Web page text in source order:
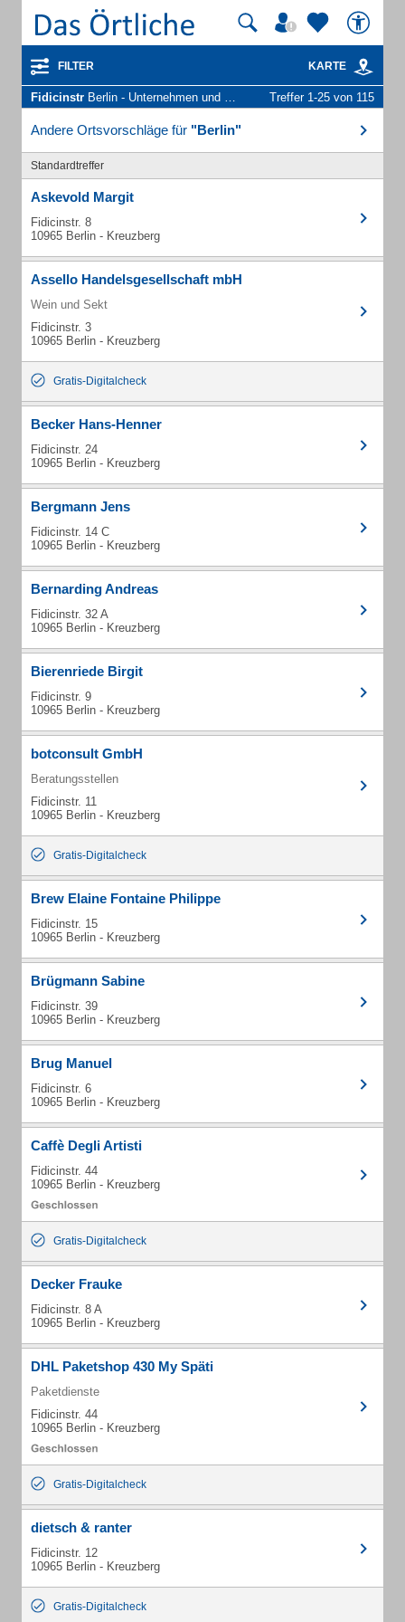
FILTER KARTE
Fidicinstr Berlin - Unternehmen und Personen Treffer 1-25 von 115
Andere Ortsvorschläge für "Berlin"
Standardtreffer
Askevold Margit
Fidicinstr. 8
10965 Berlin - Kreuzberg
Assello Handelsgesellschaft mbH
Wein und Sekt
Fidicinstr. 3
10965 Berlin - Kreuzberg
Gratis-Digitalcheck
Becker Hans-Henner
Fidicinstr. 24
10965 Berlin - Kreuzberg
Bergmann Jens
Fidicinstr. 14 C
10965 Berlin - Kreuzberg
Bernarding Andreas
Fidicinstr. 32 A
10965 Berlin - Kreuzberg
Bierenriede Birgit
Fidicinstr. 9
10965 Berlin - Kreuzberg
botconsult GmbH
Beratungsstellen
Fidicinstr. 11
10965 Berlin - Kreuzberg
Gratis-Digitalcheck
Brew Elaine Fontaine Philippe
Fidicinstr. 15
10965 Berlin - Kreuzberg
Brügmann Sabine
Fidicinstr. 39
10965 Berlin - Kreuzberg
Brug Manuel
Fidicinstr. 6
10965 Berlin - Kreuzberg
Caffè Degli Artisti
Fidicinstr. 44
10965 Berlin - Kreuzberg
Gratis-Digitalcheck
Decker Frauke
Fidicinstr. 8 A
10965 Berlin - Kreuzberg
DHL Paketshop 430 My Späti
Paketdienste
Fidicinstr. 44
10965 Berlin - Kreuzberg
Gratis-Digitalcheck
dietsch & ranter
Fidicinstr. 12
10965 Berlin - Kreuzberg
Gratis-Digitalcheck